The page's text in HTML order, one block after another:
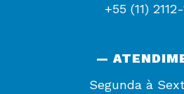
+55 (11)
—
Segunda à